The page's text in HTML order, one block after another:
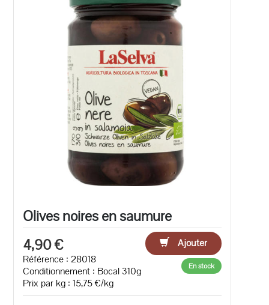
Olives noires en saumure
4,90 €
Ajouter
Référence : 28018
Conditionnement : Bocal 310g
Prix par kg : 15,75 €/kg
En stock